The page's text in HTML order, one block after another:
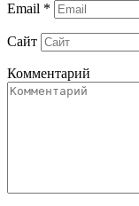
Email *
Сайт
Комментарий